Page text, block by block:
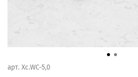
арт. Xc.WC-5,0